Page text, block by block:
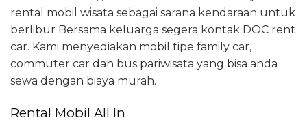
rental mobil wisata sebagai sarana kendaraan untuk
berlibur Bersama keluarga segera kontak DOC rent
car. Kami menyediakan mobil tipe family car,
commuter car dan bus pariwisata yang bisa anda
sewa dengan biaya murah.
Rental Mobil All In